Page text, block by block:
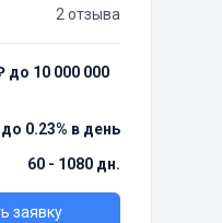
2 отзыва
до 10 000 000
0.23% в день
60 - 1080 дн.
заявку